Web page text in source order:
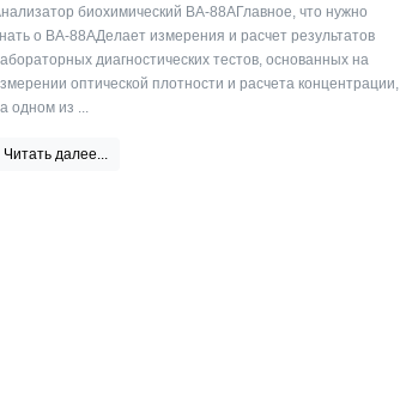
биохимический BA-88AГлавное, что нужно
о ВA-88AДелает измерения и расчет результатов
диагностических тестов, основанных на
оптической плотности и расчета концентрации,
одном из ...
Читать далее...